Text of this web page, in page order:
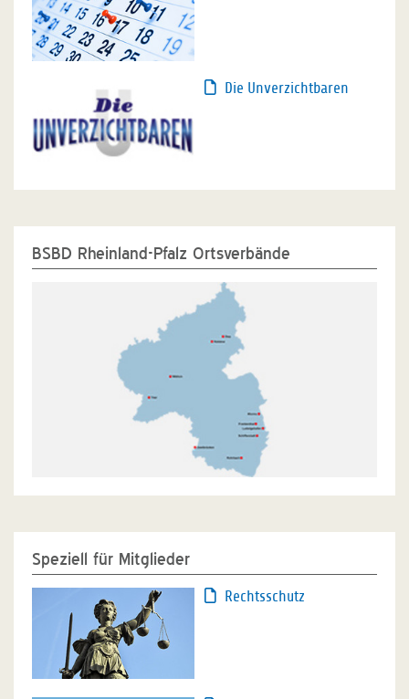
Die Unverzichtbaren
BSBD Rheinland-Pfalz Ortsverbände
Speziell für Mitglieder
Rechtsschutz